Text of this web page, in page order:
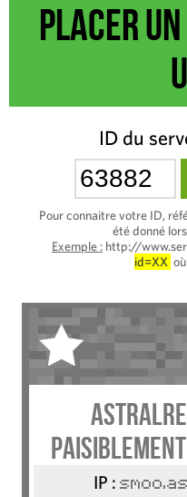
Placer
ID du
Pour connaitre votre ID,
été donné
Exemple : http://
id=XX
IP :